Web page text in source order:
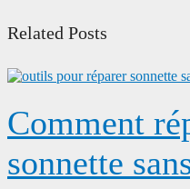
Related Posts
Comment
sonnette